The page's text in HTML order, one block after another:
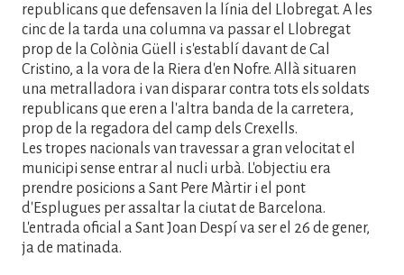
republicans que defensaven la línia del Llobregat. A les
cinc de la tarda una columna va passar el Llobregat
prop de la Colònia Güell i s'establí davant de Cal
Cristino, a la vora de la Riera d'en Nofre. Allà situaren
una metralladora i van disparar contra tots els soldats
republicans que eren a l'altra banda de la carretera,
prop de la regadora del camp dels Crexells.
Les tropes nacionals van travessar a gran velocitat el
municipi sense entrar al nucli urbà. L'objectiu era
prendre posicions a Sant Pere Màrtir i el pont
d'Esplugues per assaltar la ciutat de Barcelona.
L'entrada oficial a Sant Joan Despí va ser el 26 de gener,
ja de matinada.